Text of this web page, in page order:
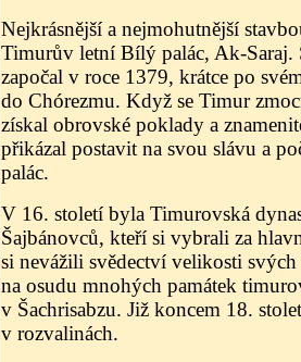
Nejkrásnější a nejmohutnější
Timurův letní Bílý palác, Ak-Saraj.
započal v roce 1379, krátce po
do Chórezmu. Když se Timur
získal obrovské poklady a
přikázal postavit na svou slávu a
palác.
V 16. století byla Timurovská
Šajbánovců, kteří si vybrali za
si nevážili svědectví velikosti
na osudu mnohých památek
v Šachrisabzu. Již koncem 18.
v rozvalinách.